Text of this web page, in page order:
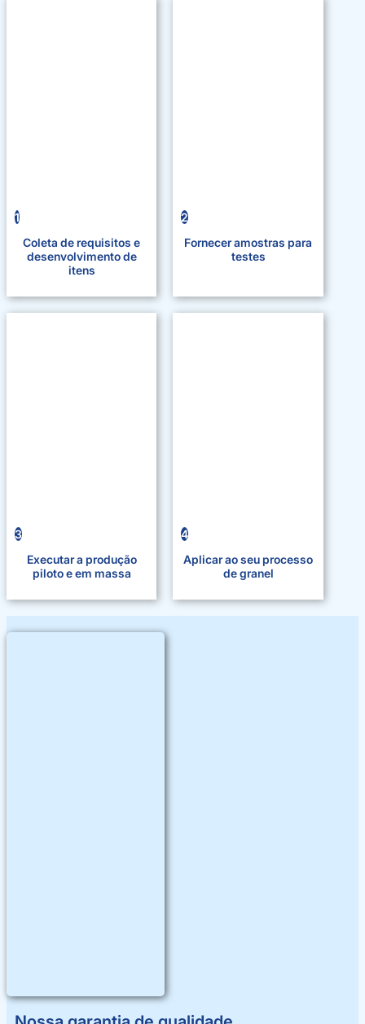
1
Coleta de requisitos e
desenvolvimento de
itens
2
Fornecer amostras para
testes
3
Executar a produção
piloto e em massa
4
Aplicar ao seu processo
de granel